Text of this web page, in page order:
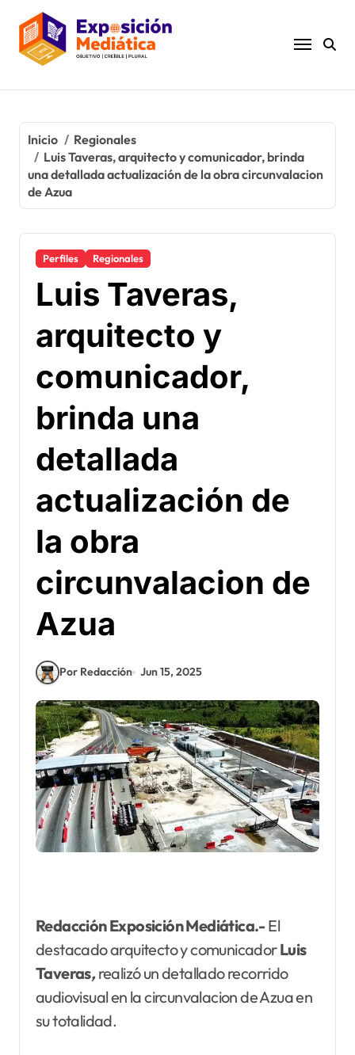
contenido
Inicio
Regionales
Luis Taveras, arquitecto y comunicador, brinda
una detallada actualización de la obra circunvalacion
de Azua
Perfiles Regionales
Luis Taveras,
arquitecto y
comunicador,
brinda una
detallada
actualización de
la obra
circunvalacion de
Azua
Por Redacción Jun 15, 2025
Redacción Exposición Mediática.-El
destacado arquitecto y comunicadorLuis
Taveras, realizó un detallado recorrido
audiovisual en la circunvalacion de Azua en
su totalidad.